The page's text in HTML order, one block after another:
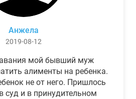
Анжела
2019-08-12
мой бывший муж
алименты на ребенка.
не от него. Пришлось
суд и в принудительном